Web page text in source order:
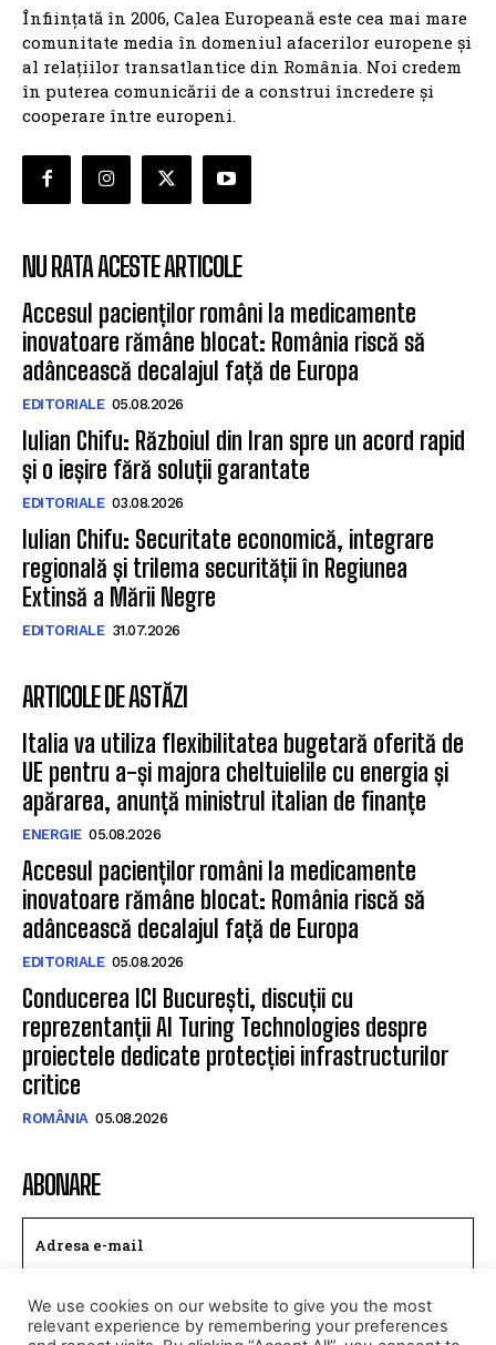
Înființată în 2006, Calea Europeană este cea mai mare
comunitate media în domeniul afacerilor europene și
al relațiilor transatlantice din România. Noi credem
în puterea comunicării de a construi încredere și
cooperare între europeni.
NU RATA ACESTE ARTICOLE
Accesul pacienților români la medicamente
inovatoare rămâne blocat: România riscă să
adâncească decalajul față de Europa
EDITORIALE 05.08.2026
Iulian Chifu: Războiul din Iran spre un acord rapid
și o ieșire fără soluții garantate
EDITORIALE 03.08.2026
Iulian Chifu: Securitate economică, integrare
regională și trilema securității în Regiunea
Extinsă a Mării Negre
EDITORIALE 31.07.2026
ARTICOLE DE ASTĂZI
Italia va utiliza flexibilitatea bugetară oferită de
UE pentru a-și majora cheltuielile cu energia și
apărarea, anunță ministrul italian de finanțe
ENERGIE 05.08.2026
Accesul pacienților români la medicamente
inovatoare rămâne blocat: România riscă să
adâncească decalajul față de Europa
EDITORIALE 05.08.2026
Conducerea ICI București, discuții cu
reprezentanții AI Turing Technologies despre
proiectele dedicate protecției infrastructurilor
critice
ROMÂNIA 05.08.2026
ABONARE
TRIMITE
We use cookies on our website to give you the most
relevant experience by remembering your preferences